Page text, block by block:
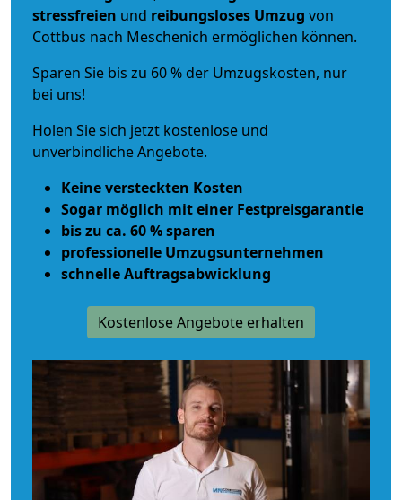
stressfreien und reibungsloses Umzug von
Cottbus nach Meschenich ermöglichen können.
Sparen Sie bis zu 60 % der Umzugskosten, nur
bei uns!
Holen Sie sich jetzt kostenlose und
unverbindliche Angebote.
Keine versteckten Kosten
Sogar möglich mit einer Festpreisgarantie
bis zu ca. 60 % sparen
professionelle Umzugsunternehmen
schnelle Auftragsabwicklung
Kostenlose Angebote erhalten